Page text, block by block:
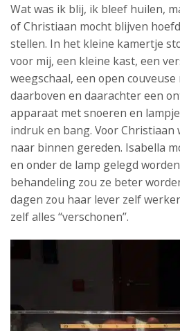
Wat was ik blij, ik bleef huilen,
of Christiaan mocht blijven
stellen. In het kleine kamertje
voor mij, een kleine kast, een
weegschaal, een open
daarboven en daarachter een
apparaat met snoeren en
indruk en bang. Voor
naar binnen gereden. Isabella
en onder de lamp gelegd
behandeling zou ze beter
dagen zou haar lever zelf
zelf alles ‘‘verschonen’’.